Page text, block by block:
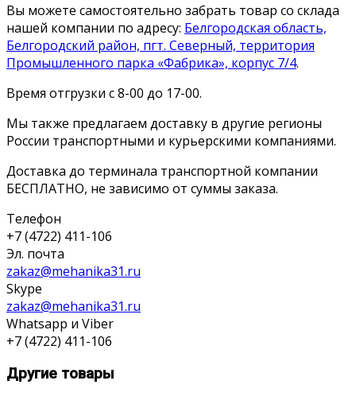
Вы можете самостоятельно забрать товар со склада
нашей компании по адресу: Белгородская область,
Белгородский район, пгт. Северный, территория
Промышленного парка «Фабрика», корпус 7/4.
Время отгрузки с 8-00 до 17-00.
Мы также предлагаем доставку в другие регионы
России транспортными и курьерскими компаниями.
Доставка до терминала транспортной компании
БЕСПЛАТНО, не зависимо от суммы заказа.
Телефон
+7 (4722) 411-106
Эл. почта
zakaz@mehanika31.ru
Skype
zakaz@mehanika31.ru
Whatsapp и Viber
+7 (4722) 411-106
Другие товары